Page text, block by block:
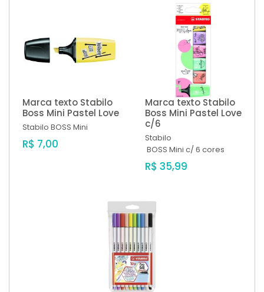
Marca texto Stabilo
Boss Mini Pastel Love
Stabilo BOSS Mini
R$ 7,00
Marca texto Stabilo
Boss Mini Pastel Love
c/6
Stabilo
BOSS Mini c/ 6 cores
R$ 35,99